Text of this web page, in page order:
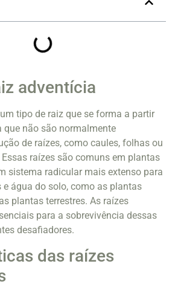
adventícia
tipo de raiz que se forma a partir
que não são normalmente
de raízes, como caules, folhas ou
raízes são comuns em plantas
sistema radicular mais extenso para
e água do solo, como as plantas
plantas terrestres. As raízes
para a sobrevivência dessas
desafiadores.
das raízes